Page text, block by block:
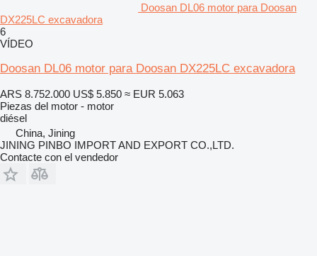
Doosan DL06 motor para Doosan
DX225LC excavadora
6
VÍDEO
Doosan DL06 motor para Doosan DX225LC excavadora
ARS 8.752.000 US$ 5.850 ≈ EUR 5.063
Piezas del motor - motor
diésel
China, Jining
JINING PINBO IMPORT AND EXPORT CO.,LTD.
Contacte con el vendedor